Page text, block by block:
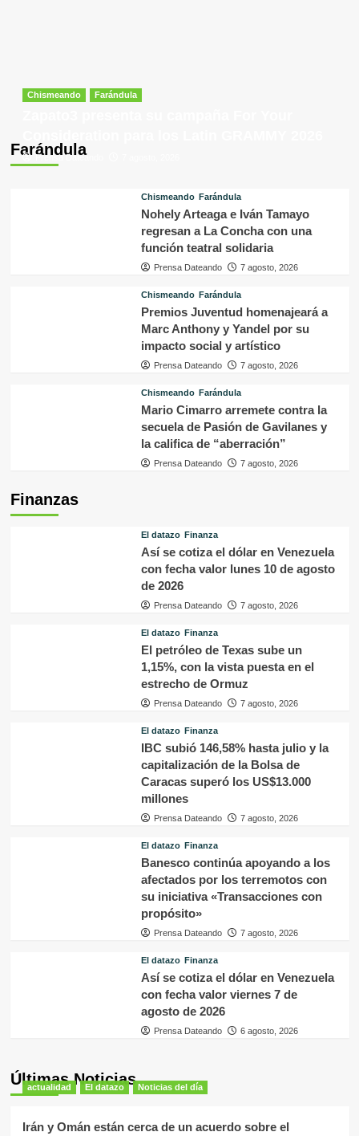
Farándula
Chismeando Farándula
Prensa Dateando
Chismeando Farándula
Nohely Arteaga e Iván Tamayo
regresan a La Concha con una
función teatral solidaria
Prensa Dateando 7 agosto, 2026
Chismeando Farándula
Premios Juventud homenajeará a
Marc Anthony y Yandel por su
impacto social y artístico
Prensa Dateando 7 agosto, 2026
Chismeando Farándula
Mario Cimarro arremete contra la
secuela de Pasión de Gavilanes y
la califica de “aberración”
Prensa Dateando 7 agosto, 2026
Finanzas
El datazo Finanza
Así se cotiza el dólar en Venezuela
con fecha valor lunes 10 de agosto
de 2026
Prensa Dateando 7 agosto, 2026
El datazo Finanza
El petróleo de Texas sube un
1,15%, con la vista puesta en el
estrecho de Ormuz
Prensa Dateando 7 agosto, 2026
El datazo Finanza
IBC subió 146,58% hasta julio y la
capitalización de la Bolsa de
Caracas superó los US$13.000
millones
Prensa Dateando 7 agosto, 2026
El datazo Finanza
Banesco continúa apoyando a los
afectados por los terremotos con
su iniciativa «Transacciones con
propósito»
Prensa Dateando 7 agosto, 2026
El datazo Finanza
Así se cotiza el dólar en Venezuela
con fecha valor viernes 7 de
agosto de 2026
Prensa Dateando 6 agosto, 2026
Últimas Noticias
actualidad El datazo Noticias del día
Irán y Omán están cerca de un acuerdo sobre el